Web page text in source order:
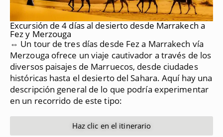
Excursión de 4 días al desierto desde Marrakech a
Fez y Merzouga
⇔ Un tour de tres días desde Fez a Marrakech vía
Merzouga ofrece un viaje cautivador a través de los
diversos paisajes de Marruecos, desde ciudades
históricas hasta el desierto del Sahara. Aquí hay una
descripción general de lo que podría experimentar
en un recorrido de este tipo:
Haz clic en el itinerario